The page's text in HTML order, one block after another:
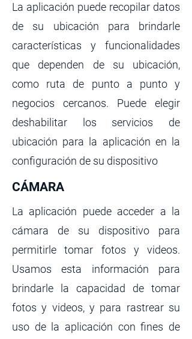
La aplicación puede recopilar datos
de su ubicación para brindarle
características y funcionalidades
que dependen de su ubicación,
como ruta de punto a punto y
negocios cercanos. Puede elegir
deshabilitar los servicios de
ubicación para la aplicación en la
configuración de su dispositivo
CÁMARA
​​La aplicación puede acceder a la
cámara de su dispositivo para
permitirle tomar fotos y videos.
Usamos esta información para
brindarle la capacidad de tomar
fotos y videos, y para rastrear su
uso de la aplicación con fines de